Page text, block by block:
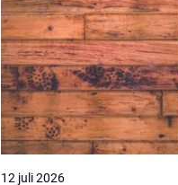
12 juli 2026